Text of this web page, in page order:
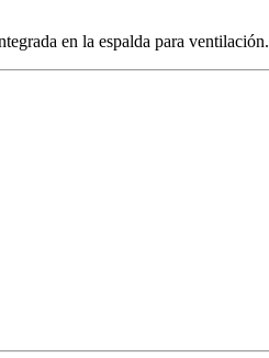
en la espalda para ventilación.